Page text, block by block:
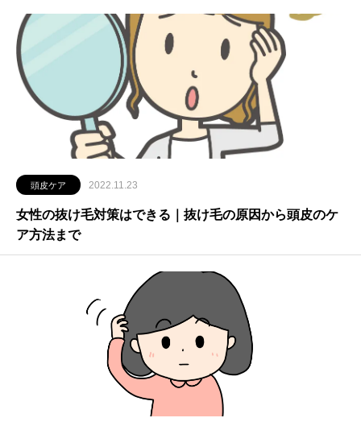
頭皮ケア 2022.11.23
女性の抜け毛対策はできる｜抜け毛の原因から頭皮のケ
ア方法まで